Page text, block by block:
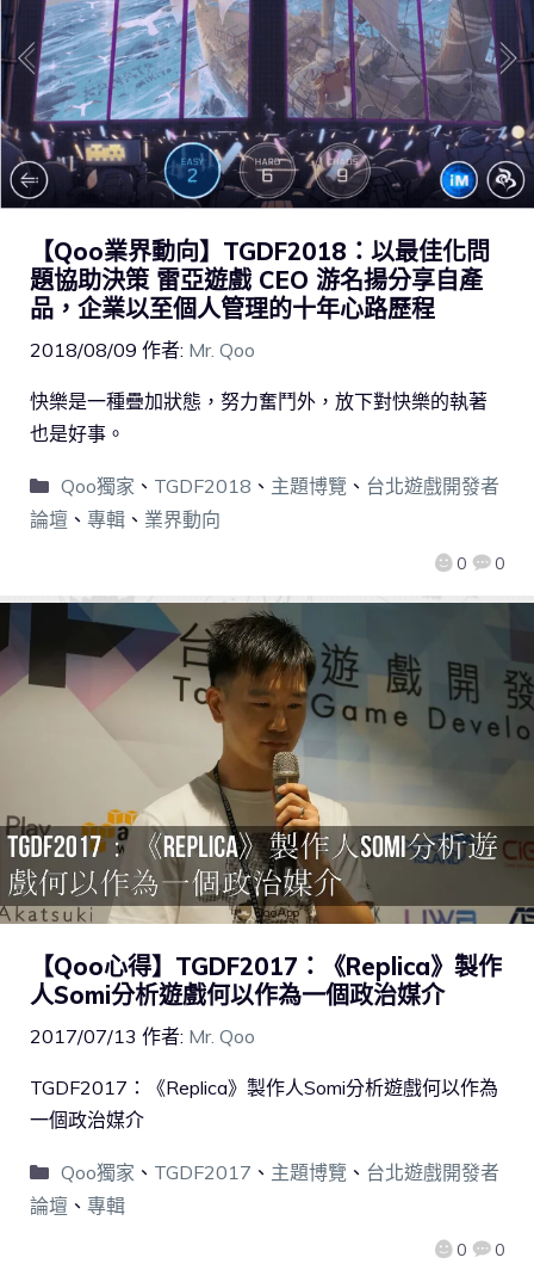
【Qoo業界動向】TGDF2018：以最佳化問
題協助決策 雷亞遊戲 CEO 游名揚分享自產
品，企業以至個人管理的十年心路歷程
2018/08/09 作者: Mr. Qoo
0 0
快樂是一種疊加狀態，努力奮鬥外，放下對快樂的執著
也是好事。
Qoo獨家 、 TGDF2018 、 主題博覽 、 台北遊戲開發者
論壇 、 專輯 、 業界動向
【Qoo心得】TGDF2017：《Replica》製作
人Somi分析遊戲何以作為一個政治媒介
2017/07/13 作者: Mr. Qoo
0 0
TGDF2017：《Replica》製作人Somi分析遊戲何以作為
一個政治媒介
Qoo獨家 、 TGDF2017 、 主題博覽 、 台北遊戲開發者
論壇 、 專輯